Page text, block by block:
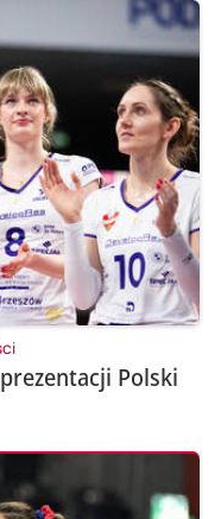
Polski